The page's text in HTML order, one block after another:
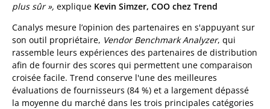
plus sûr », explique Kevin Simzer, COO chez Trend
Canalys mesure l’opinion des partenaires en s'appuyant sur
son outil propriétaire, Vendor Benchmark Analyzer, qui
rassemble leurs expériences des partenaires de distribution
afin de fournir des scores qui permettent une comparaison
croisée facile. Trend conserve l'une des meilleures
évaluations de fournisseurs (84 %) et a largement dépassé
la moyenne du marché dans les trois principales catégories